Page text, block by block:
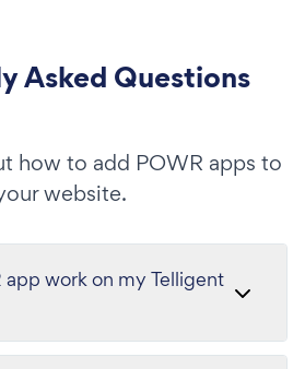
Asked Questions
how to add POWR apps to
website.
app work on my Telligent